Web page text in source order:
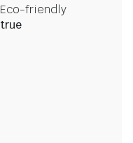
Eco-friendly
true